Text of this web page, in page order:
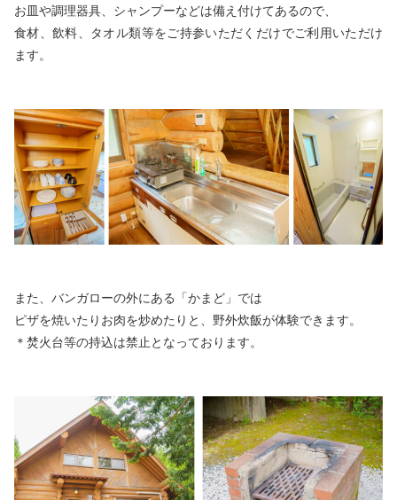
お皿や調理器具、シャンプーなどは備え付けてあるので、
食材、飲料、タオル類等をご持参いただくだけでご利用いただけ
ます。
また、バンガローの外にある「かまど」では
ピザを焼いたりお肉を炒めたりと、野外炊飯が体験できます。
＊焚火台等の持込は禁止となっております。